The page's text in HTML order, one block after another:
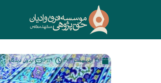
21 اردیبهشت 1403 16:19 بدون دیدگاه